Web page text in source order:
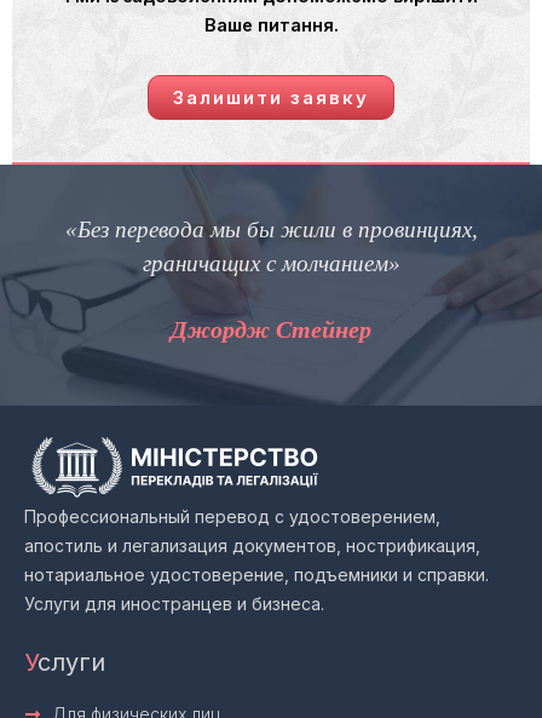
Ваше питання.
Залишити заявку
перевода мы бы жили в провинциях,
граничащих с молчанием»
Джордж Стейнер
Профессиональный перевод с удостоверением,
апостиль и легализация документов, нострификация,
нотариальное удостоверение, подъемники и справки.
Услуги для иностранцев и бизнеса.
Услуги